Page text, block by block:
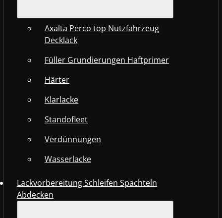
Axalta Perco top Nutzfahrzeug
Decklack
Füller Grundierungen Haftprimer
Härter
Klarlacke
Standofleet
Verdünnungen
Wasserlacke
Lackvorbereitung Schleifen Spachteln
Abdecken